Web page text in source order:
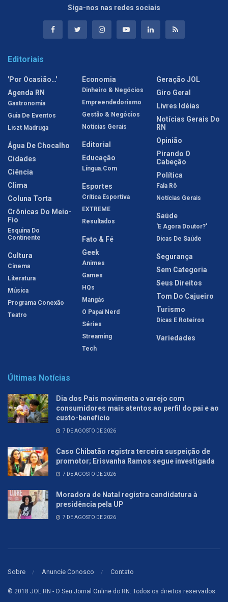
Siga-nos nas redes sociais
Editoriais
'Por Ocasião…'
Agenda RN
Gastronomia
Guia De Eventos
Liszt Madruga
Água De Chocalho
Cidades
Ciência
Clima
Coluna Torta
Crônicas Do Meio-
Fio
Esquina Do
Continente
Cultura
Cinema
Literatura
Música
Programa Conexão
Teatro
Economia
Dinheiro & Negócios
Empreendedorismo
Gestão & Negócios
Notícias Gerais
Editorial
Educação
Língua.com
Esportes
Crítica Esportiva
EXTREME
Resultados
Fato & Fé
Geek
Animes
Games
HQs
Mangás
O Papai Nerd
Séries
Streaming
Tech
Geração JOL
Giro Geral
Livres Idéias
Notícias Gerais Do
RN
Opinião
Pirando O
Cabeção
Política
Fala Rô
Notícias Gerais
Saúde
'E Agora Doutor?'
Dicas De Saúde
Segurança
Sem Categoria
Seus Direitos
Tom Do Cajueiro
Turismo
Dicas E Roteiros
Variedades
Últimas Notícias
Dia dos Pais movimenta o varejo com
consumidores mais atentos ao perfil do pai e ao
custo-benefício
7 DE AGOSTO DE 2026
Caso Chibatão registra terceira suspeição de
promotor; Erisvanha Ramos segue investigada
7 DE AGOSTO DE 2026
Moradora de Natal registra candidatura à
presidência pela UP
7 DE AGOSTO DE 2026
Sobre Anuncie Conosco Contato
© 2018 JOL RN - O Seu Jornal Online do RN. Todos os direitos reservados.